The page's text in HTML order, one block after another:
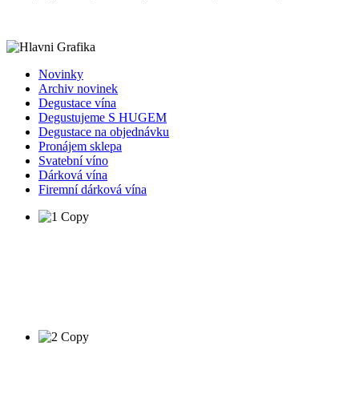
Novinky
Archiv novinek
Degustace vína
Degustujeme S HUGEM
Degustace na objednávku
Pronájem sklepa
Svatební víno
Dárková vína
Firemní dárková vína